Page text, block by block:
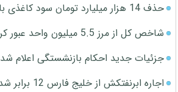
حذف 14 هزار میلیارد تومان سود کاغذی بانک صادرات
شاخص کل از مرز 5.5 میلیون واحد عبور کرد
جزئیات جدید احکام بازنشستگی اعلام شد
اجاره ابرنفتکش از خلیج فارس 12 برابر شد